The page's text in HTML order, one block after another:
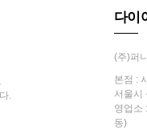
.
다이
(주)퍼
본점 :
서울시
영업소
동)